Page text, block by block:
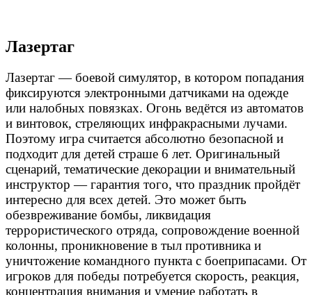
Лазертаг
Лазертаг — боевой симулятор, в котором попадания
фиксируются электронными датчиками на одежде
или налобных повязках. Огонь ведётся из автоматов
и винтовок, стреляющих инфракрасными лучами.
Поэтому игра считается абсолютно безопасной и
подходит для детей страше 6 лет. Оригинальный
сценарий, тематические декорации и внимательный
инструктор — гарантия того, что праздник пройдёт
интересно для всех детей. Это может быть
обезвреживание бомбы, ликвидация
террористического отряда, сопровождение военной
колонны, проникновение в тыл противника и
уничтожение командного пункта с боеприпасами. От
игроков для победы потребуется скорость, реакция,
концентрация внимания и умение работать в